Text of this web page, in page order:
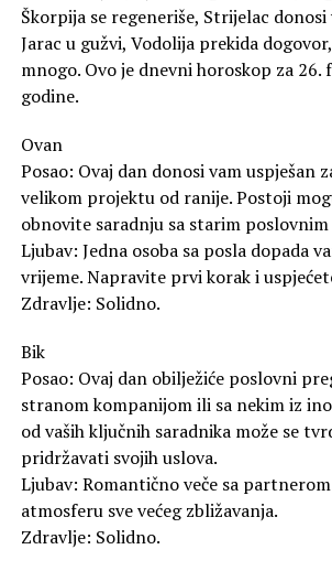
Škorpija se regeneriše, Strijelac
Jarac u gužvi, Vodolija prekida
mnogo. Ovo je dnevni horoskop za 26.
godine.
Ovan
Posao: Ovaj dan donosi vam uspješan
velikom projektu od ranije. Postoji
obnovite saradnju sa starim
Ljubav: Jedna osoba sa posla dopada
vrijeme. Napravite prvi korak i
Zdravlje: Solidno.
Bik
Posao: Ovaj dan obilježiće poslovni
stranom kompanijom ili sa nekim iz
od vaših ključnih saradnika može se
pridržavati svojih uslova.
Ljubav: Romantično veče sa
atmosferu sve većeg zbližavanja.
Zdravlje: Solidno.